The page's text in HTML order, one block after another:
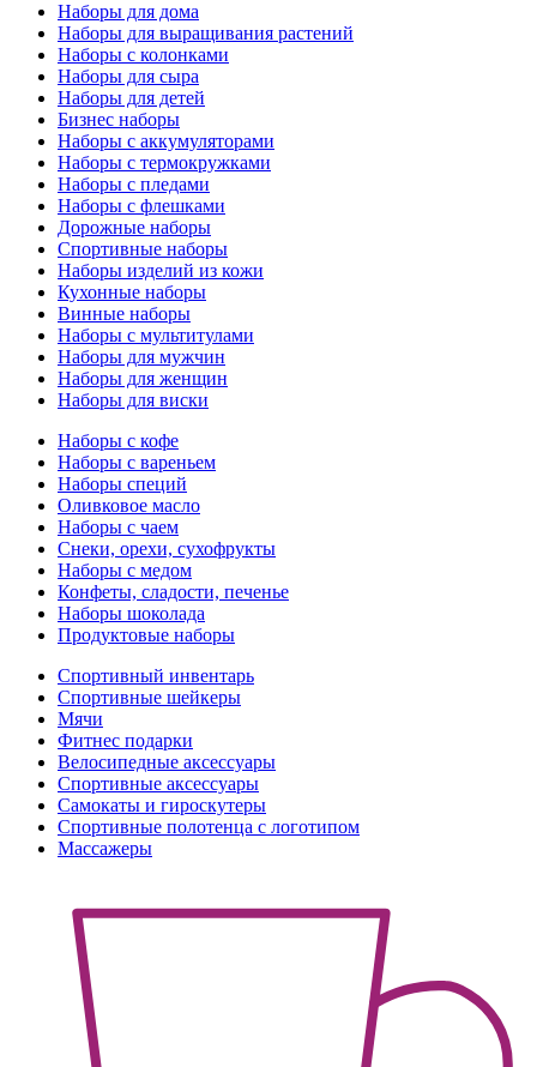
Наборы для дома
Наборы для выращивания растений
Наборы с колонками
Наборы для сыра
Наборы для детей
Бизнес наборы
Наборы с аккумуляторами
Наборы с термокружками
Наборы с пледами
Наборы с флешками
Дорожные наборы
Спортивные наборы
Наборы изделий из кожи
Кухонные наборы
Винные наборы
Наборы с мультитулами
Наборы для мужчин
Наборы для женщин
Наборы для виски
Наборы с кофе
Наборы с вареньем
Наборы специй
Оливковое масло
Наборы с чаем
Снеки, орехи, сухофрукты
Наборы с медом
Конфеты, сладости, печенье
Наборы шоколада
Продуктовые наборы
Спортивный инвентарь
Спортивные шейкеры
Мячи
Фитнес подарки
Велосипедные аксессуары
Спортивные аксессуары
Самокаты и гироскутеры
Спортивные полотенца с логотипом
Массажеры